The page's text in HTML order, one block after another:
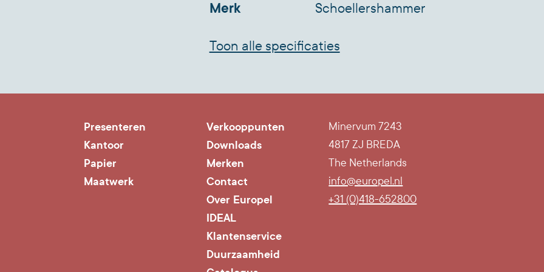
Merk Schoellershammer
Toon alle specificaties
Minervum 7243
4817 ZJ BREDA
The Netherlands
info@europel.nl
+31 (0)418-652800
Presenteren
Kantoor
Papier
Maatwerk
Verkooppunten
Downloads
Merken
Contact
Over Europel
IDEAL
Klantenservice
Duurzaamheid